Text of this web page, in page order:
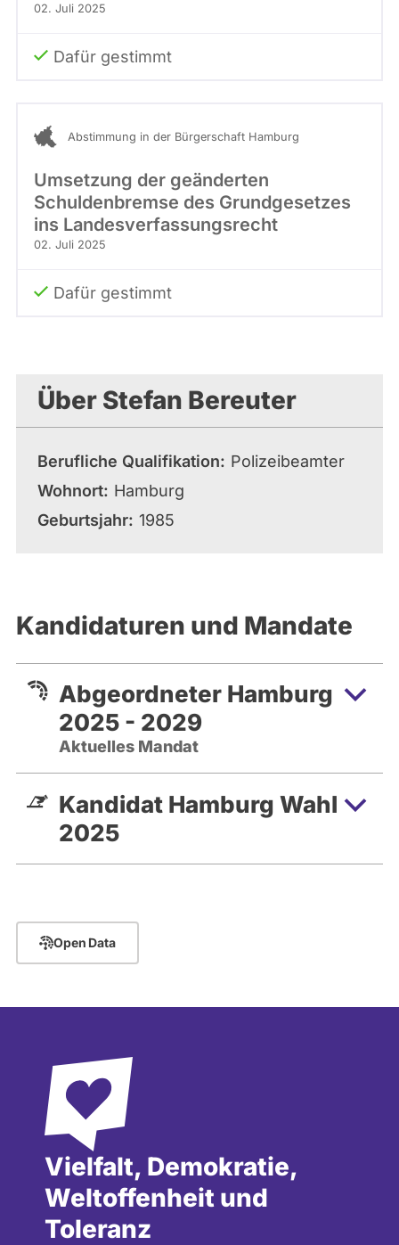
02. Juli 2025
Dafür gestimmt
Abstimmung in der Bürgerschaft Hamburg
Umsetzung der geänderten
Schuldenbremse des Grundgesetzes
ins Landesverfassungsrecht
02. Juli 2025
Dafür gestimmt
Über Stefan Bereuter
Berufliche Qualifikation
Polizeibeamter
Wohnort
Hamburg
Geburtsjahr 1985
Kandidaturen und Mandate
Abgeordneter Hamburg
2025 - 2029
Aktuelles Mandat
Kandidat Hamburg Wahl
2025
Open Data
Vielfalt, Demokratie,
Weltoffenheit und
Toleranz